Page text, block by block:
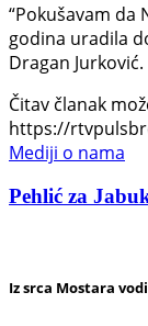
“Pokušavam
godina uradila
Dragan Jurković.
Čitav članak
https://
Mediji o nama
Pehlić za
Iz srca Mostara